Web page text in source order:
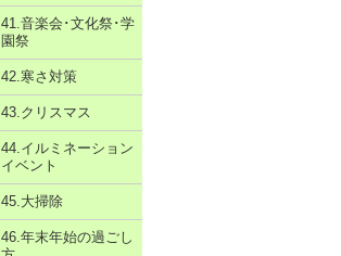
41.音楽会･文化祭･学
園祭
42.寒さ対策
43.クリスマス
44.イルミネーション
イベント
45.大掃除
46.年末年始の過ごし